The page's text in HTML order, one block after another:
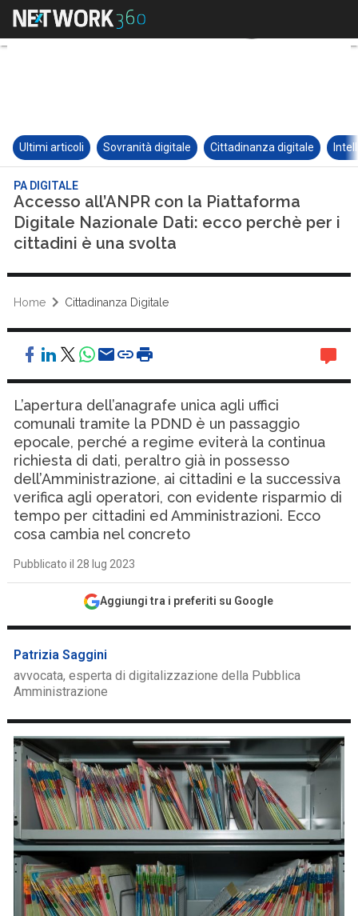
Ultimi articoli Sovranità digitale Cittadinanza digitale
PA DIGITALE
Accesso all’ANPR con la Piattaforma
Digitale Nazionale Dati: ecco perchè per i
cittadini è una svolta
Home Cittadinanza Digitale
L’apertura dell’anagrafe unica agli uffici
comunali tramite la PDND è un passaggio
epocale, perché a regime eviterà la continua
richiesta di dati, peraltro già in possesso
dell’Amministrazione, ai cittadini e la successiva
verifica agli operatori, con evidente risparmio di
tempo per cittadini ed Amministrazioni. Ecco
cosa cambia nel concreto
Pubblicato il 28 lug 2023
Aggiungi tra i preferiti su Google
Patrizia Saggini
avvocata, esperta di digitalizzazione della Pubblica
Amministrazione